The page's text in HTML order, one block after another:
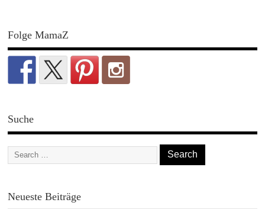
Folge MamaZ
Suche
Neueste Beiträge